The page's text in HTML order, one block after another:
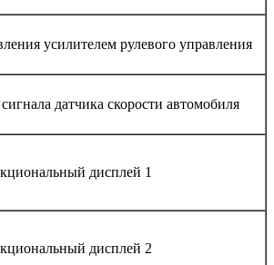
усилителем рулевого управления
датчика скорости автомобиля
дисплей 1
дисплей 2